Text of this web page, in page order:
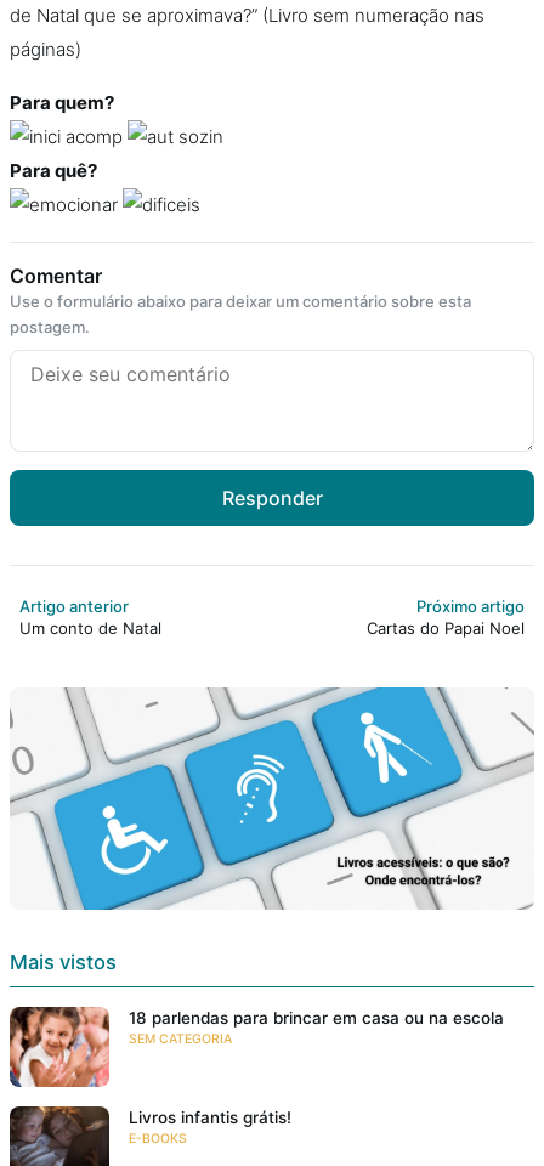
de Natal que se aproximava?” (Livro sem numeração nas
páginas)
Para quem?
Para quê?
Comentar
Use o formulário abaixo para deixar um comentário sobre esta
postagem.
Responder
Artigo anterior
Um conto de Natal
Próximo artigo
Cartas do Papai Noel
Mais vistos
18 parlendas para brincar em casa ou na escola
SEM CATEGORIA
Livros infantis grátis!
E-BOOKS